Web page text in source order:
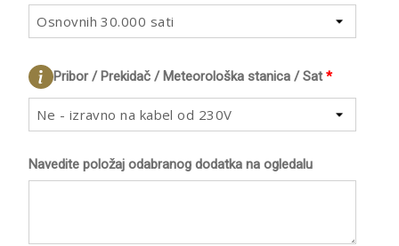
Osnovnih 30.000 sati
*
Pribor / Prekidač / Meteorološka stanica / Sat
Ne - izravno na kabel od 230V
Navedite položaj odabranog dodatka na ogledalu